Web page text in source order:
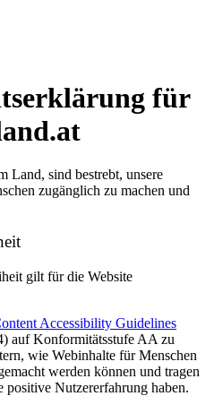
für
Land, sind bestrebt, unsere
zugänglich zu machen und
gilt für die Website
Accessibility Guidelines
auf Konformitätsstufe AA zu
wie Webinhalte für Menschen
werden können und tragen
positive Nutzererfahrung haben.